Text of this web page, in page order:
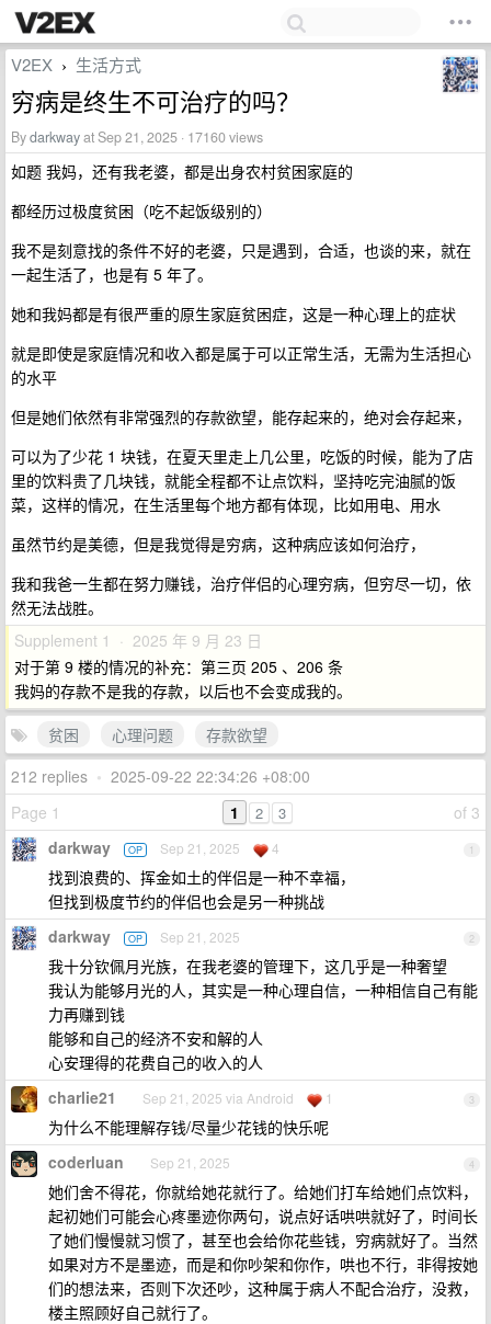
V2EX › 生活方式
穷病是终生不可治疗的吗？
Bydarkwayat Sep 21, 2025 · 17160 views
如题 我妈，还有我老婆，都是出身农村贫困家庭的
都经历过极度贫困（吃不起饭级别的）
我不是刻意找的条件不好的老婆，只是遇到，合适，也谈的来，就在
一起生活了，也是有 5 年了。
她和我妈都是有很严重的原生家庭贫困症，这是一种心理上的症状
就是即使是家庭情况和收入都是属于可以正常生活，无需为生活担心
的水平
但是她们依然有非常强烈的存款欲望，能存起来的，绝对会存起来，
可以为了少花 1 块钱，在夏天里走上几公里，吃饭的时候，能为了店
里的饮料贵了几块钱，就能全程都不让点饮料，坚持吃完油腻的饭
菜，这样的情况，在生活里每个地方都有体现，比如用电、用水
虽然节约是美德，但是我觉得是穷病，这种病应该如何治疗，
我和我爸一生都在努力赚钱，治疗伴侣的心理穷病，但穷尽一切，依
然无法战胜。
Supplement 1 · 2025 年 9 月 23 日
对于第 9 楼的情况的补充：第三页 205 、206 条
我妈的存款不是我的存款，以后也不会变成我的。
贫困
心理问题
存款欲望
212 replies • 2025-09-22 22:34:26 +08:00
Page 1
of 3
1 2 3
1
darkway OP Sep 21, 2025 4
找到浪费的、挥金如土的伴侣是一种不幸福，
但找到极度节约的伴侣也会是另一种挑战
2
darkway OP Sep 21, 2025
我十分钦佩月光族，在我老婆的管理下，这几乎是一种奢望
我认为能够月光的人，其实是一种心理自信，一种相信自己有能
力再赚到钱
能够和自己的经济不安和解的人
心安理得的花费自己的收入的人
3
charlie21 Sep 21, 2025 via Android 1
为什么不能理解存钱/尽量少花钱的快乐呢
4
coderluan Sep 21, 2025
她们舍不得花，你就给她花就行了。给她们打车给她们点饮料，
起初她们可能会心疼墨迹你两句，说点好话哄哄就好了，时间长
了她们慢慢就习惯了，甚至也会给你花些钱，穷病就好了。当然
如果对方不是墨迹，而是和你吵架和你作，哄也不行，非得按她
们的想法来，否则下次还吵，这种属于病人不配合治疗，没救，
楼主照顾好自己就行了。